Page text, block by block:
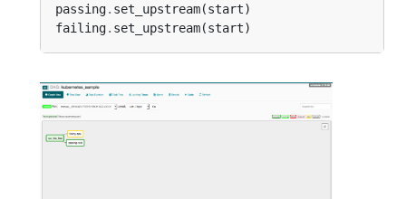
passing.
failing.